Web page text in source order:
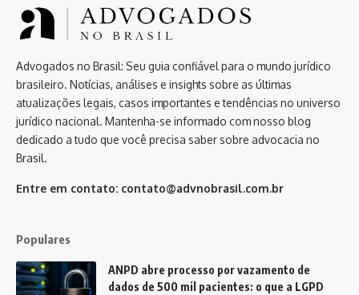
Advogados no Brasil: Seu guia confiável para o mundo jurídico
brasileiro. Notícias, análises e insights sobre as últimas
atualizações legais, casos importantes e tendências no universo
jurídico nacional. Mantenha-se informado com nosso blog
dedicado a tudo que você precisa saber sobre advocacia no
Brasil.
Entre em contato: contato@advnobrasil.com.br
Populares
ANPD abre processo por vazamento de
dados de 500 mil pacientes: o que a LGPD